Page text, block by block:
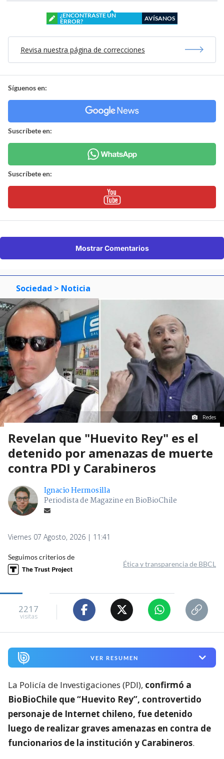
¿ENCONTRASTE UN
ERROR?
AVÍSANOS
Revisa nuestra página de correcciones
Síguenos en:
Suscríbete en:
Suscríbete en:
Mostrar Comentarios
Sociedad > Noticia
Redes
Revelan que "Huevito Rey" es el
detenido por amenazas de muerte
contra PDI y Carabineros
Ignacio Hermosilla
Periodista de Magazine en BioBioChile
Viernes 07 Agosto, 2026 | 11:41
Seguimos criterios de
Ética y transparencia de BBCL
2217
visitas
VER RESUMEN
La Policía de Investigaciones (PDI), confirmó a
BioBioChile que “Huevito Rey”, controvertido
personaje de Internet chileno, fue detenido
luego de realizar graves amenazas en contra de
funcionarios de la institución y Carabineros.